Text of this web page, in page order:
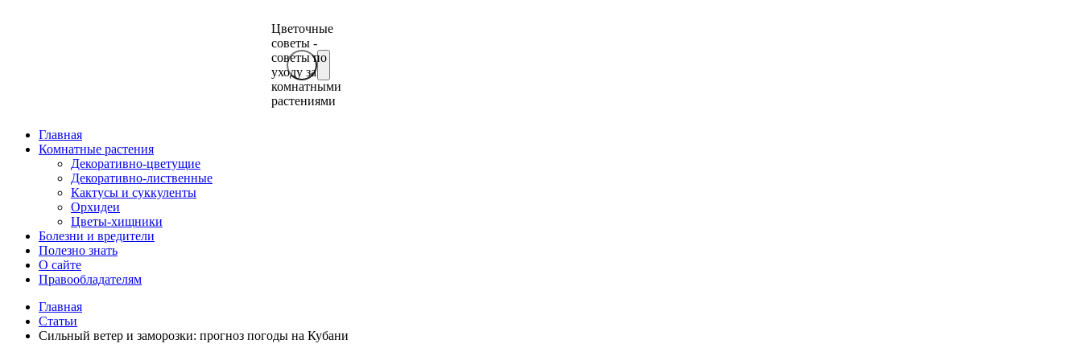
Цветочные
советы -
советы по
уходу за
комнатными
растениями
Главная
Комнатные растения
Декоративно-цветущие
Декоративно-лиственные
Кактусы и суккуленты
Орхидеи
Цветы-хищники
Болезни и вредители
Полезно знать
О сайте
Правообладателям
Главная
Статьи
Сильный ветер и заморозки: прогноз погоды на Кубани